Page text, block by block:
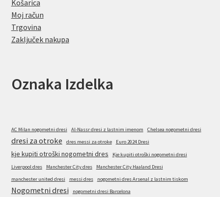
Košarica
Moj račun
Trgovina
Zaključek nakupa
Oznaka Izdelka
AC Milan nogometni dresi Al-Nassr dresi z lastnim imenom Chelsea nogometni dresi
dresi za otroke dres messi za otroke Euro 2024 Dresi
kje kupiti otroški nogometni dres
Kje kupiti otroški nogometni dresi
Liverpool dres
Manchester City dres
Manchester City Haaland Dresi
manchester united dresi
messi dres nogometni dres Arsenal z lastnim tiskom
Nogometni dresi nogometni dresi Barcelona